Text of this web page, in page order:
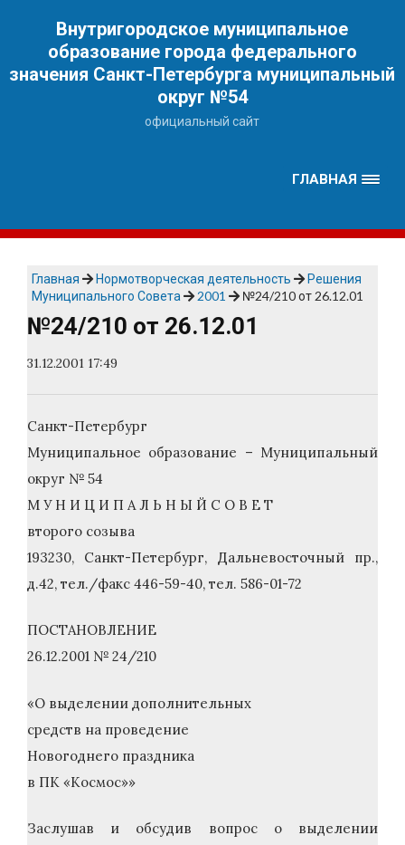
Внутригородское муниципальное
образование города федерального
значения Санкт-Петербурга муниципальный
округ №54
официальный сайт
ГЛАВНАЯ
Главная Нормотворческая деятельность
Решения
Муниципального Совета
2001 №24/210 от 26.12.01
№24/210 от 26.12.01
31.12.2001 17:49
Санкт-Петербург
Муниципальное образование – Муниципальный
округ № 54
М У Н И Ц И П А Л Ь Н Ы Й С О В Е Т
второго созыва
193230, Санкт-Петербург, Дальневосточный пр.,
д.42, тел./факс 446-59-40, тел. 586-01-72
ПОСТАНОВЛЕНИЕ
26.12.2001 № 24/210
«О выделении дополнительных
средств на проведение
Новогоднего праздника
в ПК «Космос»»
Заслушав и обсудив вопрос о выделении